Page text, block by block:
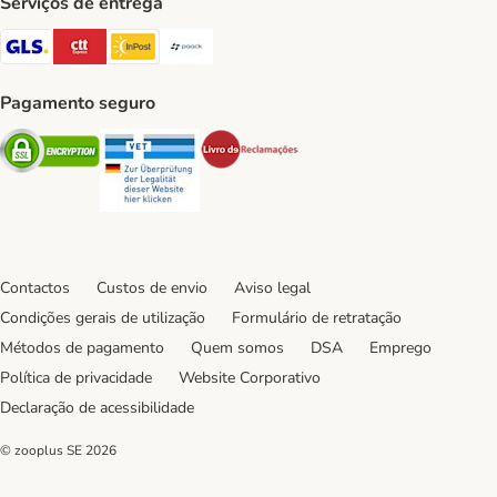
GLS Shipping Method
CTTExpress Shipping Method
InPost Shipping Method
Pagamento seguro
Security Security
Contactos Custos de envio
Aviso legal
Condições gerais de utilização
Formulário de retratação
Métodos de pagamento
Quem somos DSA
Emprego
Política de privacidade
Website Corporativo
Declaração de acessibilidade
© zooplus SE 2026